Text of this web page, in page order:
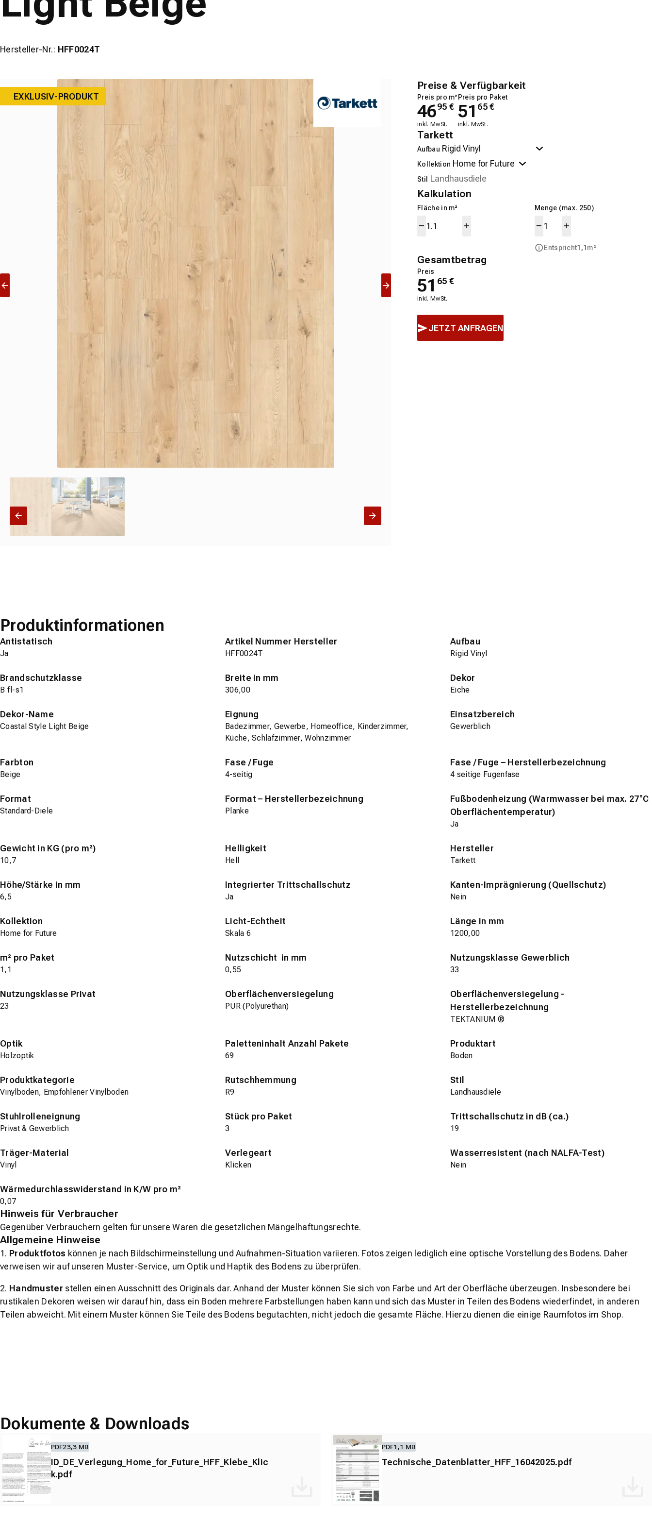
Hersteller-Nr.: HFF0024T
EXKLUSIV-PRODUKT
Preise & Verfügbarkeit
Preis pro m²
4695 €
inkl. MwSt.
Preis pro Paket
51 65€
inkl. MwSt.
Tarkett
Aufbau
Kollektion
Stil
Kalkulation
Fläche in m² Menge (max. 250)
Entspricht1,1 m²
Gesamtbetrag
Preis
51 65 €
inkl. MwSt.
JETZT ANFRAGEN
Produktinformationen
Antistatisch
Ja
Artikel Nummer Hersteller
HFF0024T
Aufbau
Rigid Vinyl
Brandschutzklasse
B fl-s1
Breite in mm
306,00
Dekor
Eiche
Dekor-Name
Coastal Style Light Beige
Eignung
Badezimmer, Gewerbe, Homeoffice, Kinderzimmer,
Küche, Schlafzimmer, Wohnzimmer
Einsatzbereich
Gewerblich
Farbton
Beige
Fase / Fuge
4-seitig
Fase / Fuge – Herstellerbezeichnung
4 seitige Fugenfase
Format
Standard-Diele
Format – Herstellerbezeichnung
Planke
Fußbodenheizung (Warmwasser bei max. 27°C
Oberflächentemperatur)
Ja
Gewicht in KG (pro m²)
10,7
Helligkeit
Hell
Hersteller
Tarkett
Höhe/Stärke in mm
6,5
Integrierter Trittschallschutz
Ja
Kanten-Imprägnierung (Quellschutz)
Nein
Kollektion
Home for Future
Licht-Echtheit
Skala 6
Länge in mm
1200,00
m² pro Paket
1,1
Nutzschicht in mm
0,55
Nutzungsklasse Gewerblich
33
Nutzungsklasse Privat
23
Oberflächenversiegelung
PUR (Polyurethan)
Oberflächenversiegelung -
Herstellerbezeichnung
TEKTANIUM ®
Optik
Holzoptik
Paletteninhalt Anzahl Pakete
69
Produktart
Boden
Produktkategorie
Vinylboden, Empfohlener Vinylboden
Rutschhemmung
R9
Stil
Landhausdiele
Stuhlrolleneignung
Privat & Gewerblich
Stück pro Paket
3
Trittschallschutz in dB (ca.)
19
Träger-Material
Vinyl
Verlegeart
Klicken
Wasserresistent (nach NALFA-Test)
Nein
Wärmedurchlasswiderstand in K/W pro m²
0,07
Hinweis für Verbraucher
Gegenüber Verbrauchern gelten für unsere Waren die gesetzlichen Mängelhaftungsrechte.
Allgemeine Hinweise
1. Produktfotos können je nach Bildschirmeinstellung und Aufnahmen-Situation variieren. Fotos zeigen lediglich eine optische Vorstellung des Bodens. Daher
verweisen wir auf unseren Muster-Service, um Optik und Haptik des Bodens zu überprüfen.
2. Handmuster stellen einen Ausschnitt des Originals dar. Anhand der Muster können Sie sich von Farbe und Art der Oberfläche überzeugen. Insbesondere bei
rustikalen Dekoren weisen wir darauf hin, dass ein Boden mehrere Farbstellungen haben kann und sich das Muster in Teilen des Bodens wiederfindet, in anderen
Teilen abweicht. Mit einem Muster können Sie Teile des Bodens begutachten, nicht jedoch die gesamte Fläche. Hierzu dienen die einige Raumfotos im Shop.
Dokumente & Downloads
PDF23,3 MB
ID_DE_Verlegung_Home_for_Future_HFF_Klebe_Klic
k.pdf
PDF1,1 MB
Technische_Datenblatter_HFF_16042025.pdf